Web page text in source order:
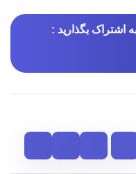
اشتراک بگذارید :